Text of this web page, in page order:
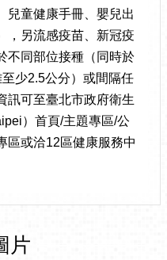
兒童健康手冊、嬰兒出
，另流感疫苗、新冠疫
不同部位接種（同時於
少2.5公分）或間隔任
訊可至臺北市政府衛生
）首頁/主題專區/公
區或洽12區健康服務中
片